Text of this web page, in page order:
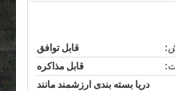
قابل توافق
قابل مذاکره
دریا بسته بندی ارزشمند مانند